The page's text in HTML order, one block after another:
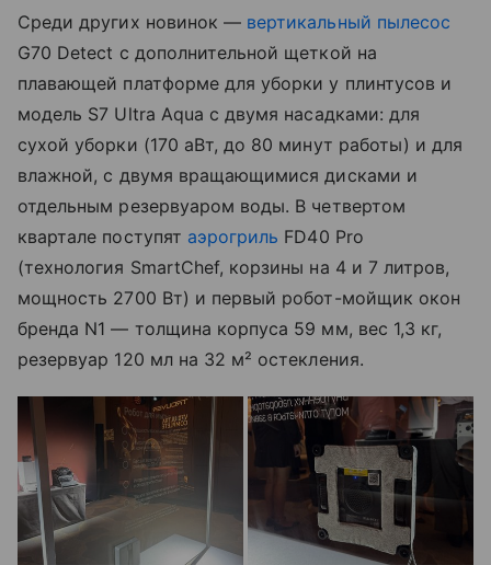
Среди других новинок — вертикальный пылесос
G70 Detect с дополнительной щеткой на
плавающей платформе для уборки у плинтусов и
модель S7 Ultra Aqua с двумя насадками: для
сухой уборки (170 аВт, до 80 минут работы) и для
влажной, с двумя вращающимися дисками и
отдельным резервуаром воды. В четвертом
квартале поступят аэрогриль FD40 Pro
(технология SmartChef, корзины на 4 и 7 литров,
мощность 2700 Вт) и первый робот-мойщик окон
бренда N1 — толщина корпуса 59 мм, вес 1,3 кг,
резервуар 120 мл на 32 м² остекления.